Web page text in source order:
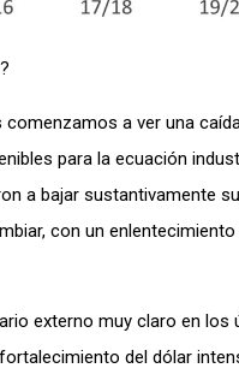
a ver una
para la ecuación
a bajar sustantivamente
con un enlentecimiento
externo muy claro en los
del dólar